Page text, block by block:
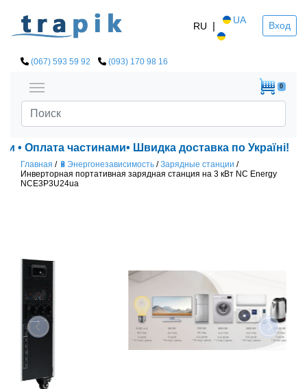
RU | UA Вход
(067) 593 59 92 (093) 170 98 16
0
частинами• Швидка доставка по Україні!
Главная / 🔋Энергонезависимость /Зарядные станции /
Инверторная портативная зарядная станция на 3 кВт NC Energy
NCE3P3U24ua